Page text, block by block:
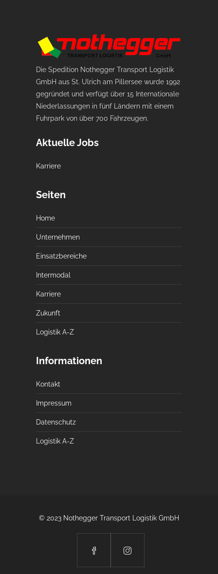
Die Spedition Nothegger Transport Logistik
GmbH aus St. Ulrich am Pillersee wurde 1992
gegründet und verfügt über 15 Internationale
Niederlassungen in fünf Ländern mit einem
Fuhrpark von über 700 Fahrzeugen.
Aktuelle Jobs
Karriere
Seiten
Home
Unternehmen
Einsatzbereiche
Intermodal
Karriere
Zukunft
Logistik A-Z
Informationen
Kontakt
Impressum
Datenschutz
Logistik A-Z
© 2023 Nothegger Transport Logistik GmbH